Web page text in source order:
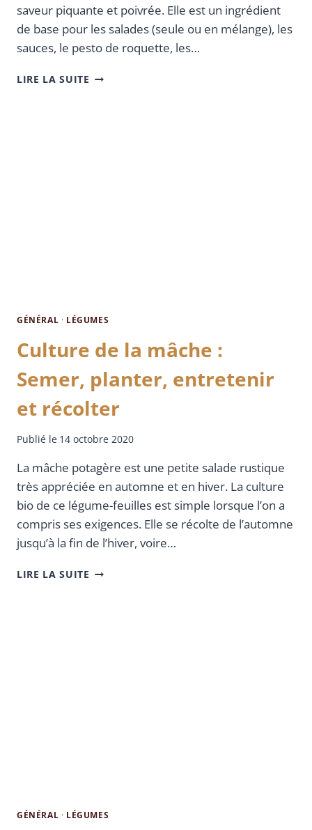
saveur piquante et poivrée. Elle est un ingrédient
de base pour les salades (seule ou en mélange), les
sauces, le pesto de roquette, les…
LIRE LA SUITE
GÉNÉRAL · LÉGUMES
Culture de la mâche :
Semer, planter, entretenir
et récolter
Publié le 14 octobre 2020
La mâche potagère est une petite salade rustique
très appréciée en automne et en hiver. La culture
bio de ce légume-feuilles est simple lorsque l’on a
compris ses exigences. Elle se récolte de l’automne
jusqu’à la fin de l’hiver, voire…
LIRE LA SUITE
GÉNÉRAL · LÉGUMES